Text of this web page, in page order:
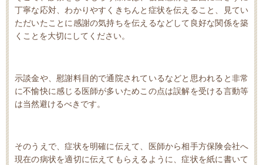
丁寧な応対、わかりやすくきちんと症状を伝えること、見てい
ただいたことに感謝の気持ちを伝えるなどして良好な関係を築
くことを大切にしてください。
示談金や、慰謝料目的で通院されているなどと思われると非常
に不愉快に感じる医師が多いためこの点は誤解を受ける言動等
は当然避けるべきです。
そのうえで、症状を明確に伝えて、医師から相手方保険会社へ
現在の病状を適切に伝えてもらえるように、症状を紙に書いて